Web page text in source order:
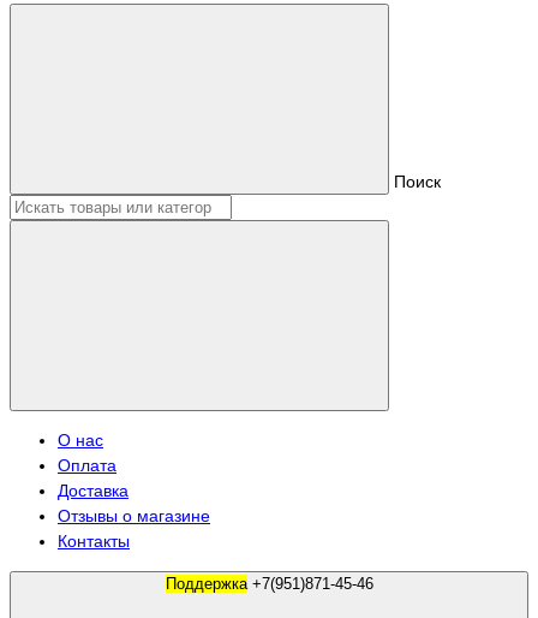
Поиск
О нас
Оплата
Доставка
Отзывы о магазине
Контакты
Поддержка +7(951)871-45-46